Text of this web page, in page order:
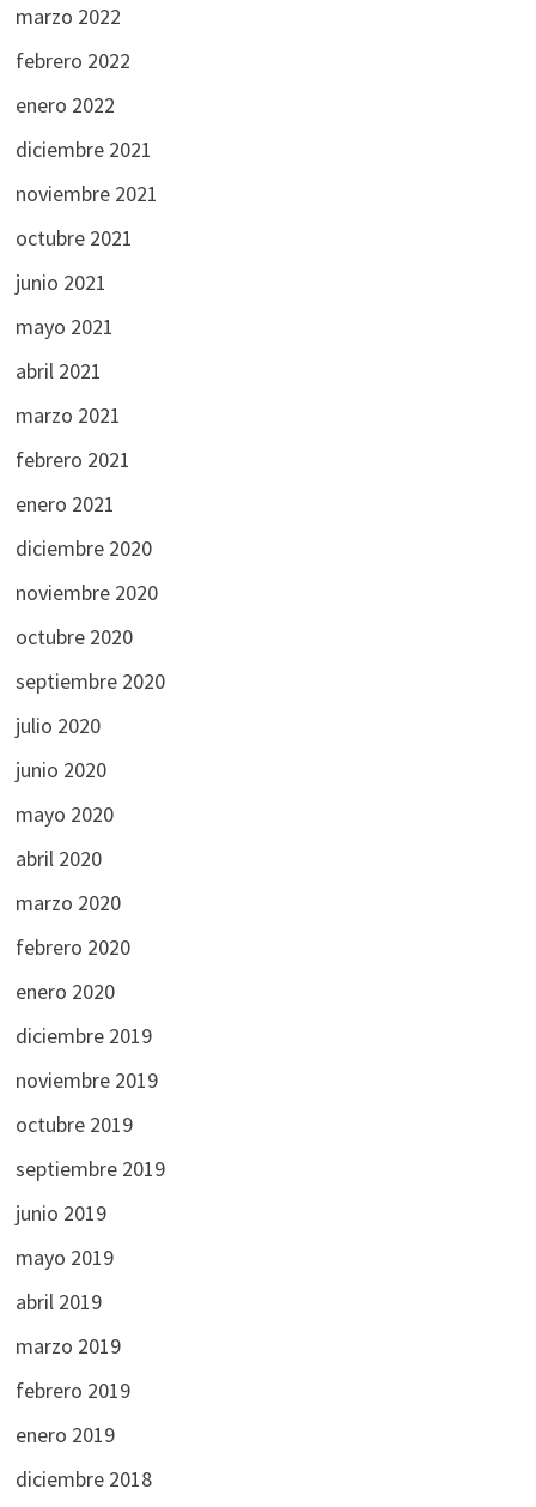
marzo 2022
febrero 2022
enero 2022
diciembre 2021
noviembre 2021
octubre 2021
junio 2021
mayo 2021
abril 2021
marzo 2021
febrero 2021
enero 2021
diciembre 2020
noviembre 2020
octubre 2020
septiembre 2020
julio 2020
junio 2020
mayo 2020
abril 2020
marzo 2020
febrero 2020
enero 2020
diciembre 2019
noviembre 2019
octubre 2019
septiembre 2019
junio 2019
mayo 2019
abril 2019
marzo 2019
febrero 2019
enero 2019
diciembre 2018